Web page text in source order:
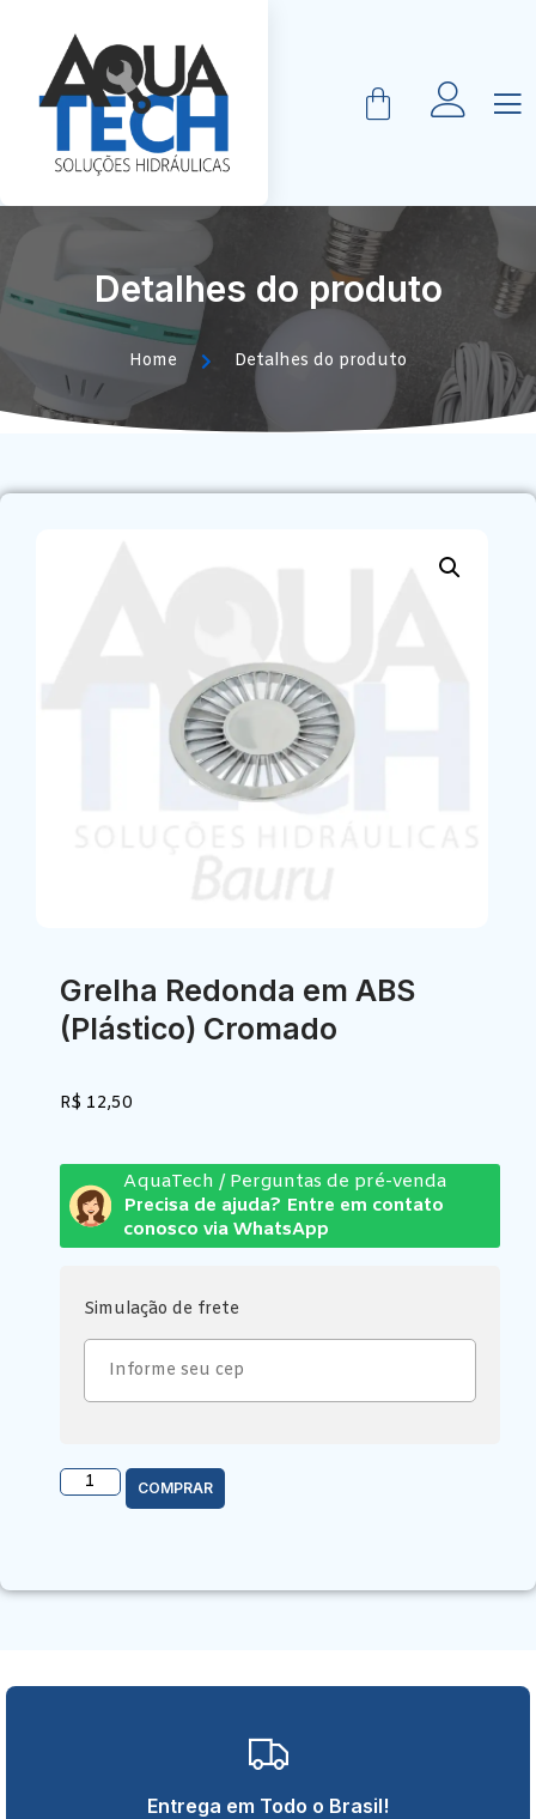
Detalhes do produto
Home Detalhes do produto
Grelha Redonda em ABS
(Plástico) Cromado
R$ 12,50
AquaTech / Perguntas de pré-venda
Precisa de ajuda? Entre em contato
conosco via WhatsApp
Simulação de frete
COMPRAR
Entrega em Todo o Brasil!